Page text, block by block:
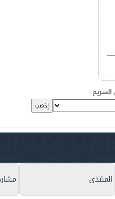
السريع
المنتدى